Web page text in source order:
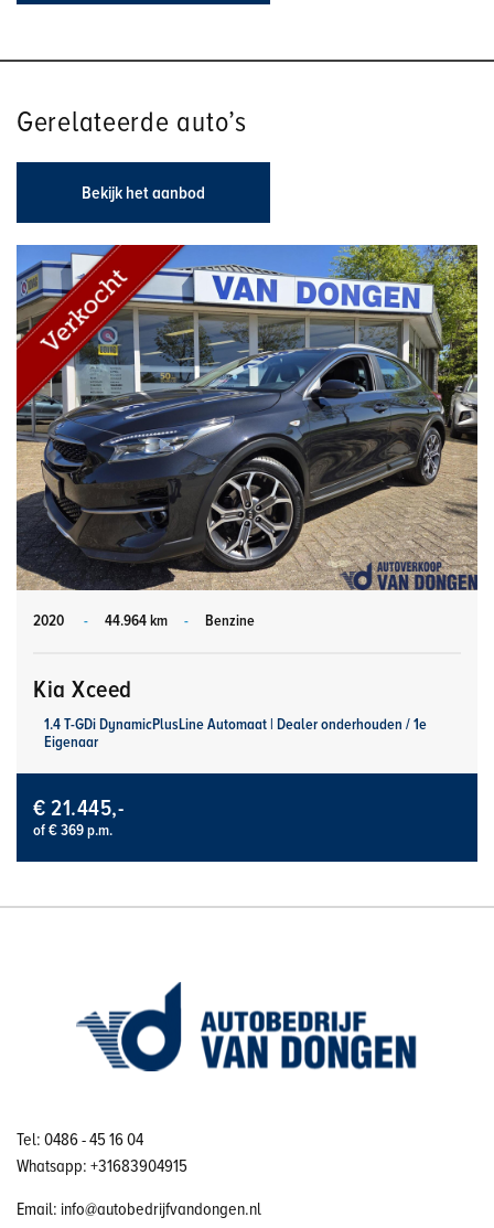
Gerelateerde auto’s
Bekijk het aanbod
2020 - 44.964 km - Benzine
Kia Xceed
1.4 T-GDi DynamicPlusLine Automaat | Dealer onderhouden / 1e
Eigenaar
€ 21.445,-
of € 369 p.m.
Tel: 0486 - 45 16 04
Whatsapp: +31683904915
Email: info@autobedrijfvandongen.nl